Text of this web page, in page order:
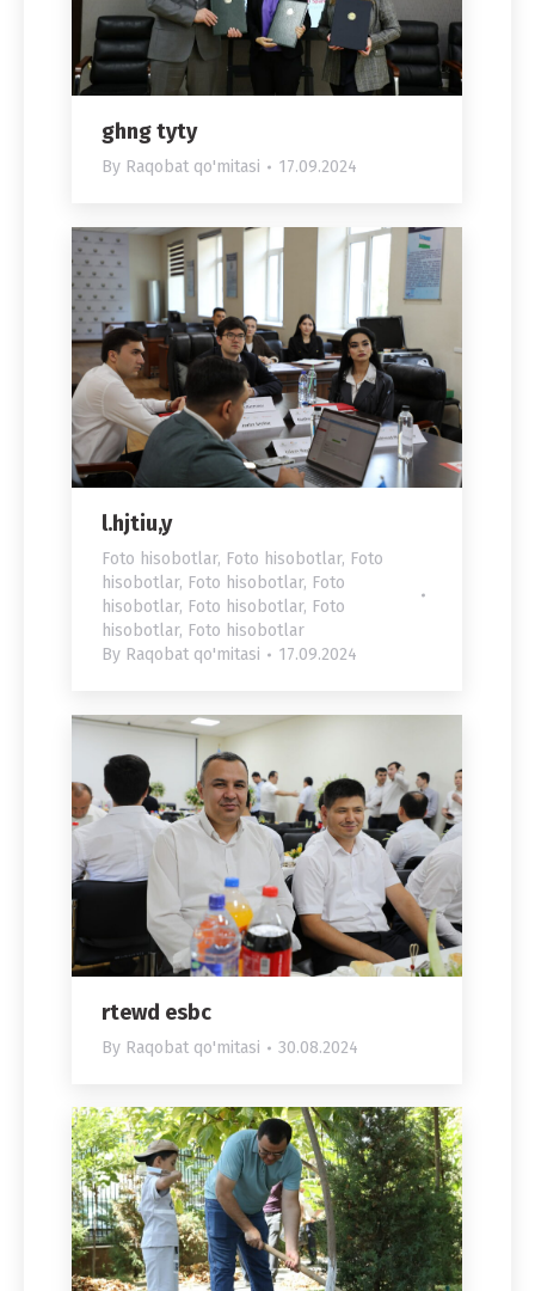
ghng tyty
By Raqobat qo'mitasi 17.09.2024
l.hjtiu,y
Foto hisobotlar, Foto hisobotlar, Foto
hisobotlar, Foto hisobotlar, Foto
hisobotlar, Foto hisobotlar, Foto
hisobotlar, Foto hisobotlar
By Raqobat qo'mitasi 17.09.2024
rtewd esbc
By Raqobat qo'mitasi 30.08.2024